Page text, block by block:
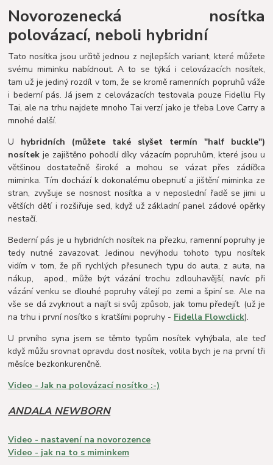
Novorozenecká nosítka
polovázací, neboli hybridní
Tato nosítka jsou určitě jednou z nejlepších variant, které můžete
svému miminku nabídnout. A to se týká i celovázacích nosítek,
tam už je jediný rozdíl v tom, že se kromě ramenních popruhů váže
i bederní pás. Já jsem z celovázacích testovala pouze Fidellu Fly
Tai, ale na trhu najdete mnoho Tai verzí jako je třeba Love Carry a
mnohé další.
U hybridních (můžete také slyšet termín "half buckle")
nosítek je zajištěno pohodlí díky vázacím popruhům, které jsou u
většinou dostatečně široké a mohou se vázat přes zádíčka
miminka. Tím dochází k dokonalému obepnutí a jištění miminka ze
stran, zvyšuje se nosnost nosítka a v neposlední řadě se jimi u
větších dětí i rozšiřuje sed, když už základní panel zádové opěrky
nestačí.
Bederní pás je u hybridních nosítek na přezku, ramenní popruhy je
tedy nutné zavazovat. Jedinou nevýhodu tohoto typu nosítek
vidím v tom, že při rychlých přesunech typu do auta, z auta, na
nákup, apod., může být vázání trochu zdlouhavější, navíc při
vázání venku se dlouhé popruhy válejí po zemi a špiní se. Ale na
vše se dá zvyknout a najít si svůj způsob, jak tomu předejít. (už je
na trhu i první nosítko s kratšími popruhy - Fidella Flowclick).
U prvního syna jsem se těmto typům nosítek vyhýbala, ale teď
když můžu srovnat opravdu dost nosítek, volila bych je na první tři
měsíce bezkonkurenčně.
Video - Jak na polovázací nosítko :-)
ANDALA NEWBORN
Video - nastavení na novorozence
Video - jak na to s miminkem